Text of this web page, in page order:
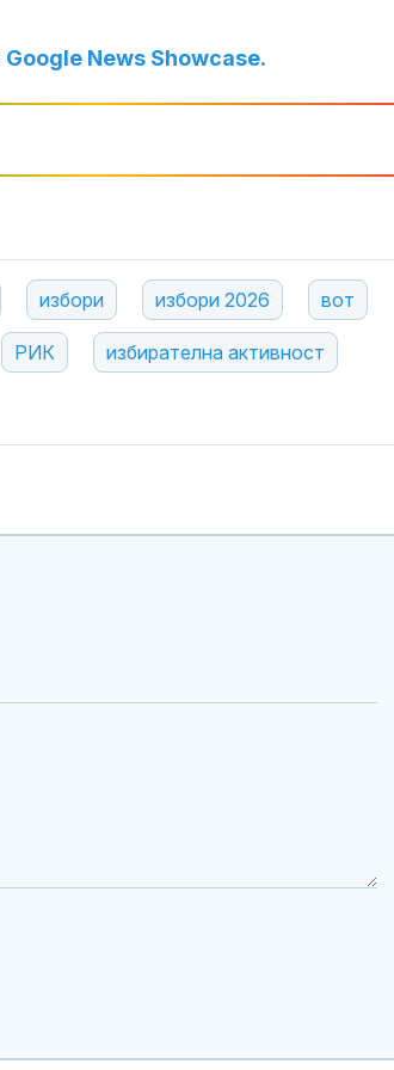
Google News Showcase.
избори избори 2026 вот
РИК избирателна активност